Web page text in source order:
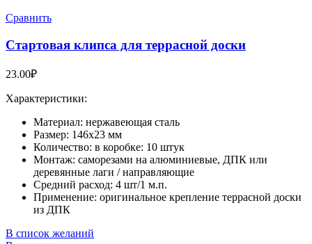
Сравнить
Стартовая клипса для террасной доски
23.00₽
Характеристики:
Материал: нержавеющая сталь
Размер: 146х23 мм
Количество: в коробке: 10 штук
Монтаж: саморезами на алюминиевые, ДПК или
деревянные лаги / направляющие
Средний расход: 4 шт/1 м.п.
Применение: оригинальное крепление террасной доски
из ДПК
В список желаний